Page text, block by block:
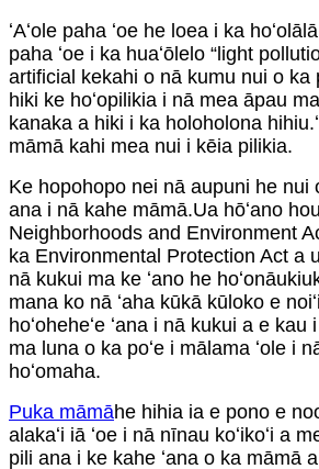
ʻAʻole paha ʻoe he loea i ka
paha ʻoe i ka huaʻōlelo “light
artificial kekahi o nā kumu nui o ka
hiki ke hoʻopilikia i nā mea āpau
kanaka a hiki i ka holoholona
māmā kahi mea nui i kēia pilikia.
Ke hopohopo nei nā aupuni he nui
ana i nā kahe māmā.Ua hōʻano
Neighborhoods and Environment
ka Environmental Protection Act a
nā kukui ma ke ʻano he
mana ko nā ʻaha kūkā kūloko e
hoʻoheheʻe ʻana i nā kukui a e kau
ma luna o ka poʻe i mālama ʻole i
hoʻomaha.
Puka māmāhe hihia ia e pono e
alakaʻi iā ʻoe i nā nīnau koʻikoʻi a
pili ana i ke kahe ʻana o ka māmā